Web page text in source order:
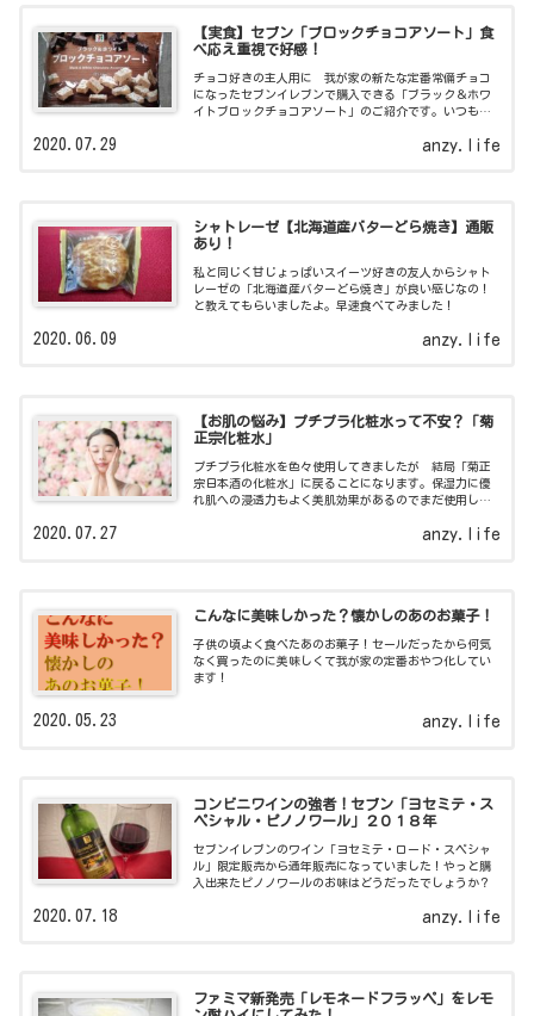
【実食】セブン「ブロックチョコアソート」食
べ応え重視で好感！
チョコ好きの主人用に 我が家の新たな定番常備チョコ
になったセブンイレブンで購入できる「ブラック＆ホワ
イトブロックチョコアソート」のご紹介です。いつも購
anzy.life
2020.07.29
シャトレーゼ【北海道産バターどら焼き】通販
あり！
私と同じく甘じょっぱいスイーツ好きの友人からシャト
レーゼの「北海道産バターどら焼き」が良い感じなの！
と教えてもらいましたよ。早速食べてみました！
anzy.life
2020.06.09
【お肌の悩み】プチプラ化粧水って不安？「菊
正宗化粧水」
プチプラ化粧水を色々使用してきましたが 結局「菊正
宗日本酒の化粧水」に戻ることになります。保湿力に優
れ肌への浸透力もよく美肌効果があるのでまだ使用した
anzy.life
2020.07.27
こんなに美味しかった？懐かしのあのお菓子！
子供の頃よく食べたあのお菓子！セールだったから何気
なく買ったのに美味しくて我が家の定番おやつ化してい
ます！
anzy.life
2020.05.23
コンビニワインの強者！セブン「ヨセミテ・ス
ペシャル・ピノノワール」２０１８年
セブンイレブンのワイン「ヨセミテ・ロード・スペシャ
ル」限定販売から通年販売になっていました！やっと購
入出来たピノノワールのお味はどうだったでしょうか？
anzy.life
2020.07.18
ファミマ新発売「レモネードフラッペ」をレモ